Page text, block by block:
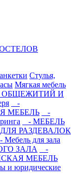
Стулья,
Мягкая мебель
ОБЩЕЖИТИЙ И
-
МЕБЕЛЬ
-
- МЕБЕЛЬ
РАЗДЕВАЛОК
Мебель для зала
ЗАЛА
-
МЕБЕЛЬ
и юридические